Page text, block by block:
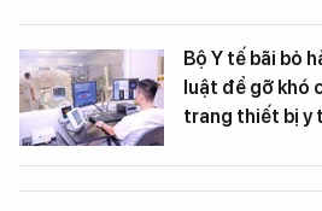
Bộ Y tế bãi bỏ
luật để gỡ khó
trang thiết bị y